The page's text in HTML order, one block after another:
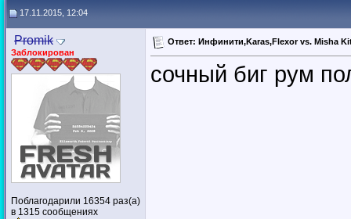
17.11.2015, 12:04
Promik
Заблокирован
Поблагодарили 16354 раз(а)
в 1315 сообщениях
Ответ: Инфинити,Karas,Flexor vs. Misha
сочный биг рум